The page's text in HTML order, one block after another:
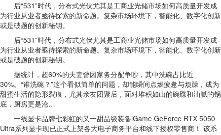
后“531”时代，分布式光伏尤其是工商业光储市场如何高质量开发成
为行业从业者亟待探索的新命题。复杂市场环境下，智能化、数字化创新
或是破题的创新秘钥。
后“531”时代，分布式光伏尤其是工商业光储市场如何高质量开发成
为行业从业者亟待探索的新命题。复杂市场环境下，智能化、数字化创新
或是破题的创新秘钥。
据统计，超60%的夫妻曾因家务分配争吵，其中洗碗占比近
30%。“谁洗碗？”这个看似简单的问题，却能瞬间点燃疲惫与烦躁，成为
甜蜜生活的隐形裂痕，尤其亲友团聚后，面对堆积如山的碗碟和油腻的锅
底，厨房更是沦…
一线显卡品牌七彩虹的又一甜品级装备iGame GeForce RTX 5050
Ultra系列显卡现已正式上架各大电子商务平台和线下授权零售商！ 该系